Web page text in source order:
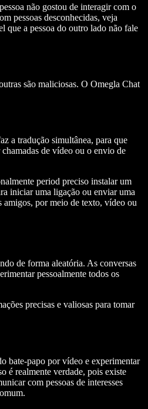
não gostou de interagir com o
pessoas desconhecidas, veja
que a pessoa do outro lado não fale
são maliciosas. O Omegla Chat
a tradução simultânea, para que
de vídeo ou o envio de
period preciso instalar um
iniciar uma ligação ou enviar uma
amigos, por meio de texto, vídeo ou
de forma aleatória. As conversas
pessoalmente todos os
precisas e valiosas para tomar
bate-papo por vídeo e experimentar
é realmente verdade, pois existe
com pessoas de interesses